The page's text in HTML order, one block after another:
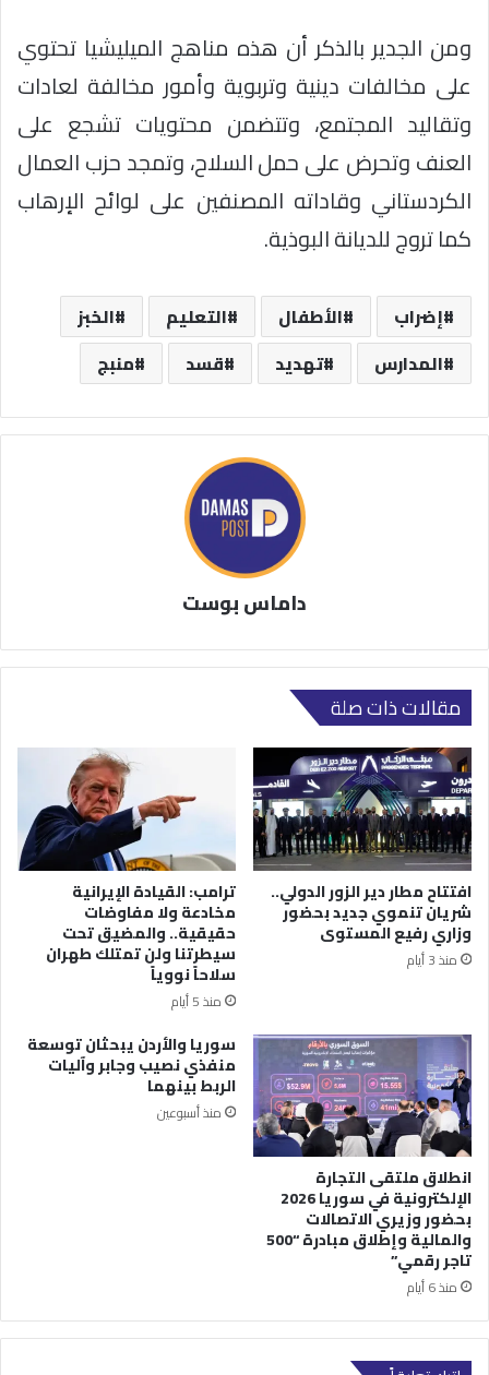
ومن الجدير بالذكر أن هذه مناهج الميليشيا تحتوي
على مخالفات دينية وتربوية وأمور مخالفة لعادات
وتقاليد المجتمع، وتتضمن محتويات تشجع على
العنف وتحرض على حمل السلاح، وتمجد حزب العمال
الكردستاني وقاداته المصنفين على لوائح الإرهاب
كما تروج للديانة البوذية.
إضراب الأطفال التعليم
الخبز
المدارس
تهديد قسد منبج
داماس بوست
مقالات ذات صلة
افتتاح مطار دير الزور الدولي..
شريان تنموي جديد بحضور
وزاري رفيع المستوى
منذ 3 أيام
ترامب: القيادة الإيرانية
مخادعة ولا مفاوضات
حقيقية.. والمضيق تحت
سيطرتنا ولن تمتلك طهران
سلاحاً نووياً
منذ 5 أيام
انطلاق ملتقى التجارة
الإلكترونية في سوريا 2026
بحضور وزيري الاتصالات
والمالية وإطلاق مبادرة “500
تاجر رقمي”
منذ 6 أيام
سوريا والأردن يبحثان توسعة
منفذي نصيب وجابر وآليات
الربط بينهما
منذ أسبوعين